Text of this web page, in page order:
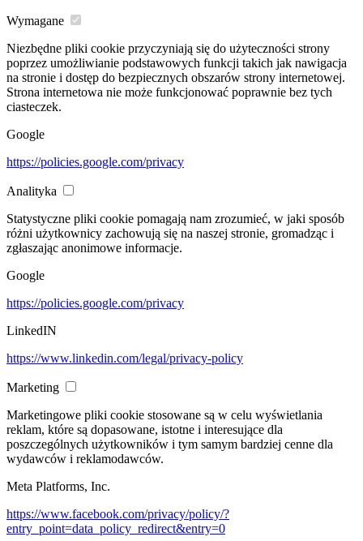
Wymagane
Niezbędne pliki cookie przyczyniają się do użyteczności strony
poprzez umożliwianie podstawowych funkcji takich jak nawigacja
na stronie i dostęp do bezpiecznych obszarów strony internetowej.
Strona internetowa nie może funkcjonować poprawnie bez tych
ciasteczek.
Google
https://policies.google.com/privacy
Analityka
Statystyczne pliki cookie pomagają nam zrozumieć, w jaki sposób
różni użytkownicy zachowują się na naszej stronie, gromadząc i
zgłaszając anonimowe informacje.
Google
https://policies.google.com/privacy
LinkedIN
https://www.linkedin.com/legal/privacy-policy
Marketing
Marketingowe pliki cookie stosowane są w celu wyświetlania
reklam, które są dopasowane, istotne i interesujące dla
poszczególnych użytkowników i tym samym bardziej cenne dla
wydawców i reklamodawców.
Meta Platforms, Inc.
https://www.facebook.com/privacy/policy/?
entry_point=data_policy_redirect&entry=0